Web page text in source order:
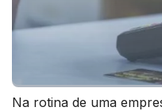
Na rotina de uma